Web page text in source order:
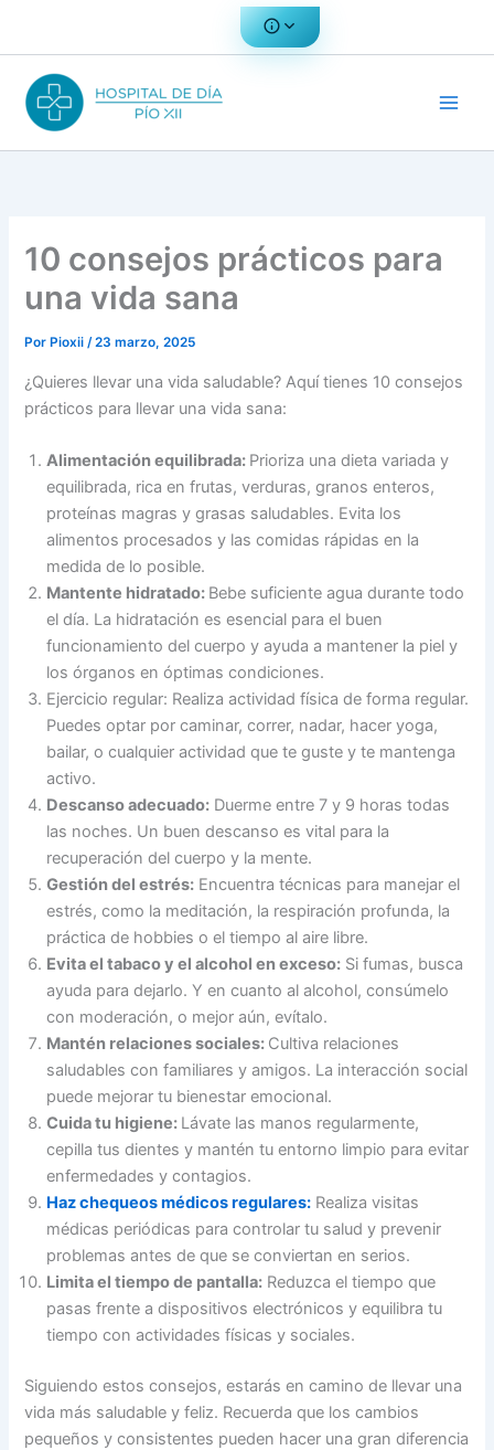
10 consejos prácticos para
una vida sana
Por Pioxii/23 marzo, 2025
¿Quieres llevar una vida saludable? Aquí tienes 10 consejos
prácticos para llevar una vida sana:
Alimentación equilibrada: Prioriza una dieta variada y
equilibrada, rica en frutas, verduras, granos enteros,
proteínas magras y grasas saludables. Evita los
alimentos procesados y las comidas rápidas en la
medida de lo posible.
Mantente hidratado: Bebe suficiente agua durante todo
el día. La hidratación es esencial para el buen
funcionamiento del cuerpo y ayuda a mantener la piel y
los órganos en óptimas condiciones.
Ejercicio regular: Realiza actividad física de forma regular.
Puedes optar por caminar, correr, nadar, hacer yoga,
bailar, o cualquier actividad que te guste y te mantenga
activo.
Descanso adecuado: Duerme entre 7 y 9 horas todas
las noches. Un buen descanso es vital para la
recuperación del cuerpo y la mente.
Gestión del estrés: Encuentra técnicas para manejar el
estrés, como la meditación, la respiración profunda, la
práctica de hobbies o el tiempo al aire libre.
Evita el tabaco y el alcohol en exceso: Si fumas, busca
ayuda para dejarlo. Y en cuanto al alcohol, consúmelo
con moderación, o mejor aún, evítalo.
Mantén relaciones sociales: Cultiva relaciones
saludables con familiares y amigos. La interacción social
puede mejorar tu bienestar emocional.
Cuida tu higiene: Lávate las manos regularmente,
cepilla tus dientes y mantén tu entorno limpio para evitar
enfermedades y contagios.
Haz chequeos médicos regulares: Realiza visitas
médicas periódicas para controlar tu salud y prevenir
problemas antes de que se conviertan en serios.
Limita el tiempo de pantalla: Reduzca el tiempo que
pasas frente a dispositivos electrónicos y equilibra tu
tiempo con actividades físicas y sociales.
Siguiendo estos consejos, estarás en camino de llevar una
vida más saludable y feliz. Recuerda que los cambios
pequeños y consistentes pueden hacer una gran diferencia